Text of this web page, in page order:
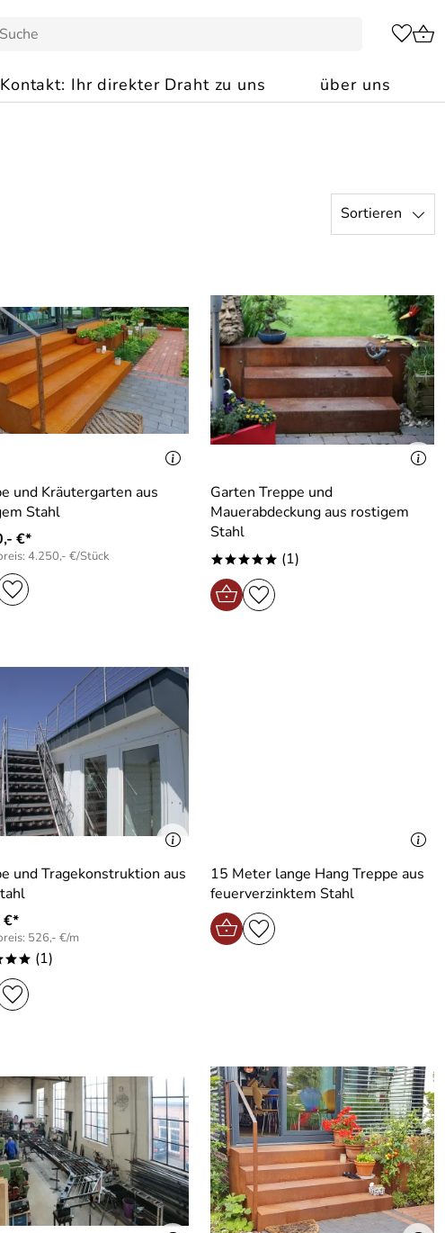
Ihr direkter Draht zu uns über uns
Sortieren
und Kräutergarten aus
Stahl
€*
4.250,- €/Stück
Garten Treppe und
Mauerabdeckung aus rostigem
Stahl
***** (1)
und Tragekonstruktion aus
€*
526,- €/m
(1)
15 Meter lange Hang Treppe aus
feuerverzinktem Stahl